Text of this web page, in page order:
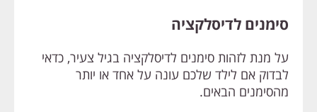
סימנים לדיסלקציה
על מנת לזהות סימנים לדיסלקציה בגיל צעיר, כדאי
לבדוק אם לילד שלכם עונה על אחד או יותר
מהסימנים הבאים.